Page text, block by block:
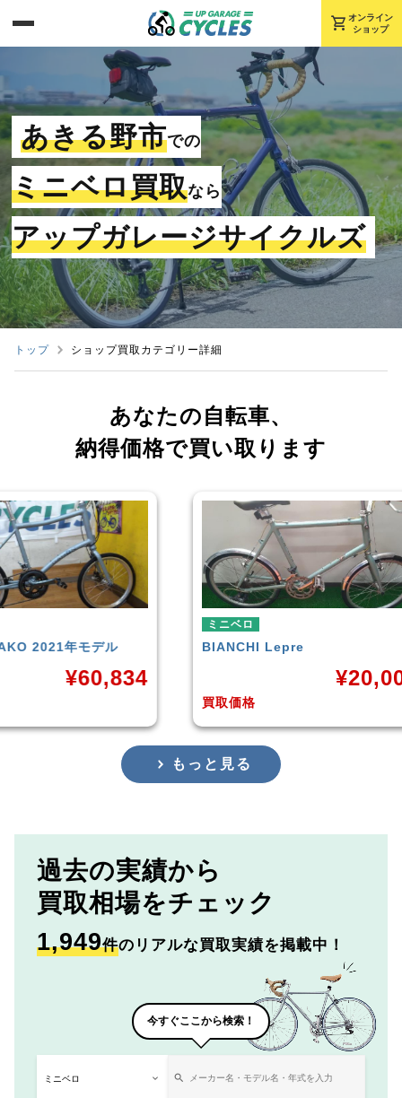
shopping_cart オンライン
ショップ
あきる野市での
ミニベロ買取なら
アップガレージサイクルズ
トップ ショップ買取カテゴリー詳細
あなたの自転車、
納得価格で買い取ります
BIANCHI
もっと見る
過去の実績から
買取相場をチェック
1,949件のリアルな買取実績を掲載中！
今すぐここから検索！